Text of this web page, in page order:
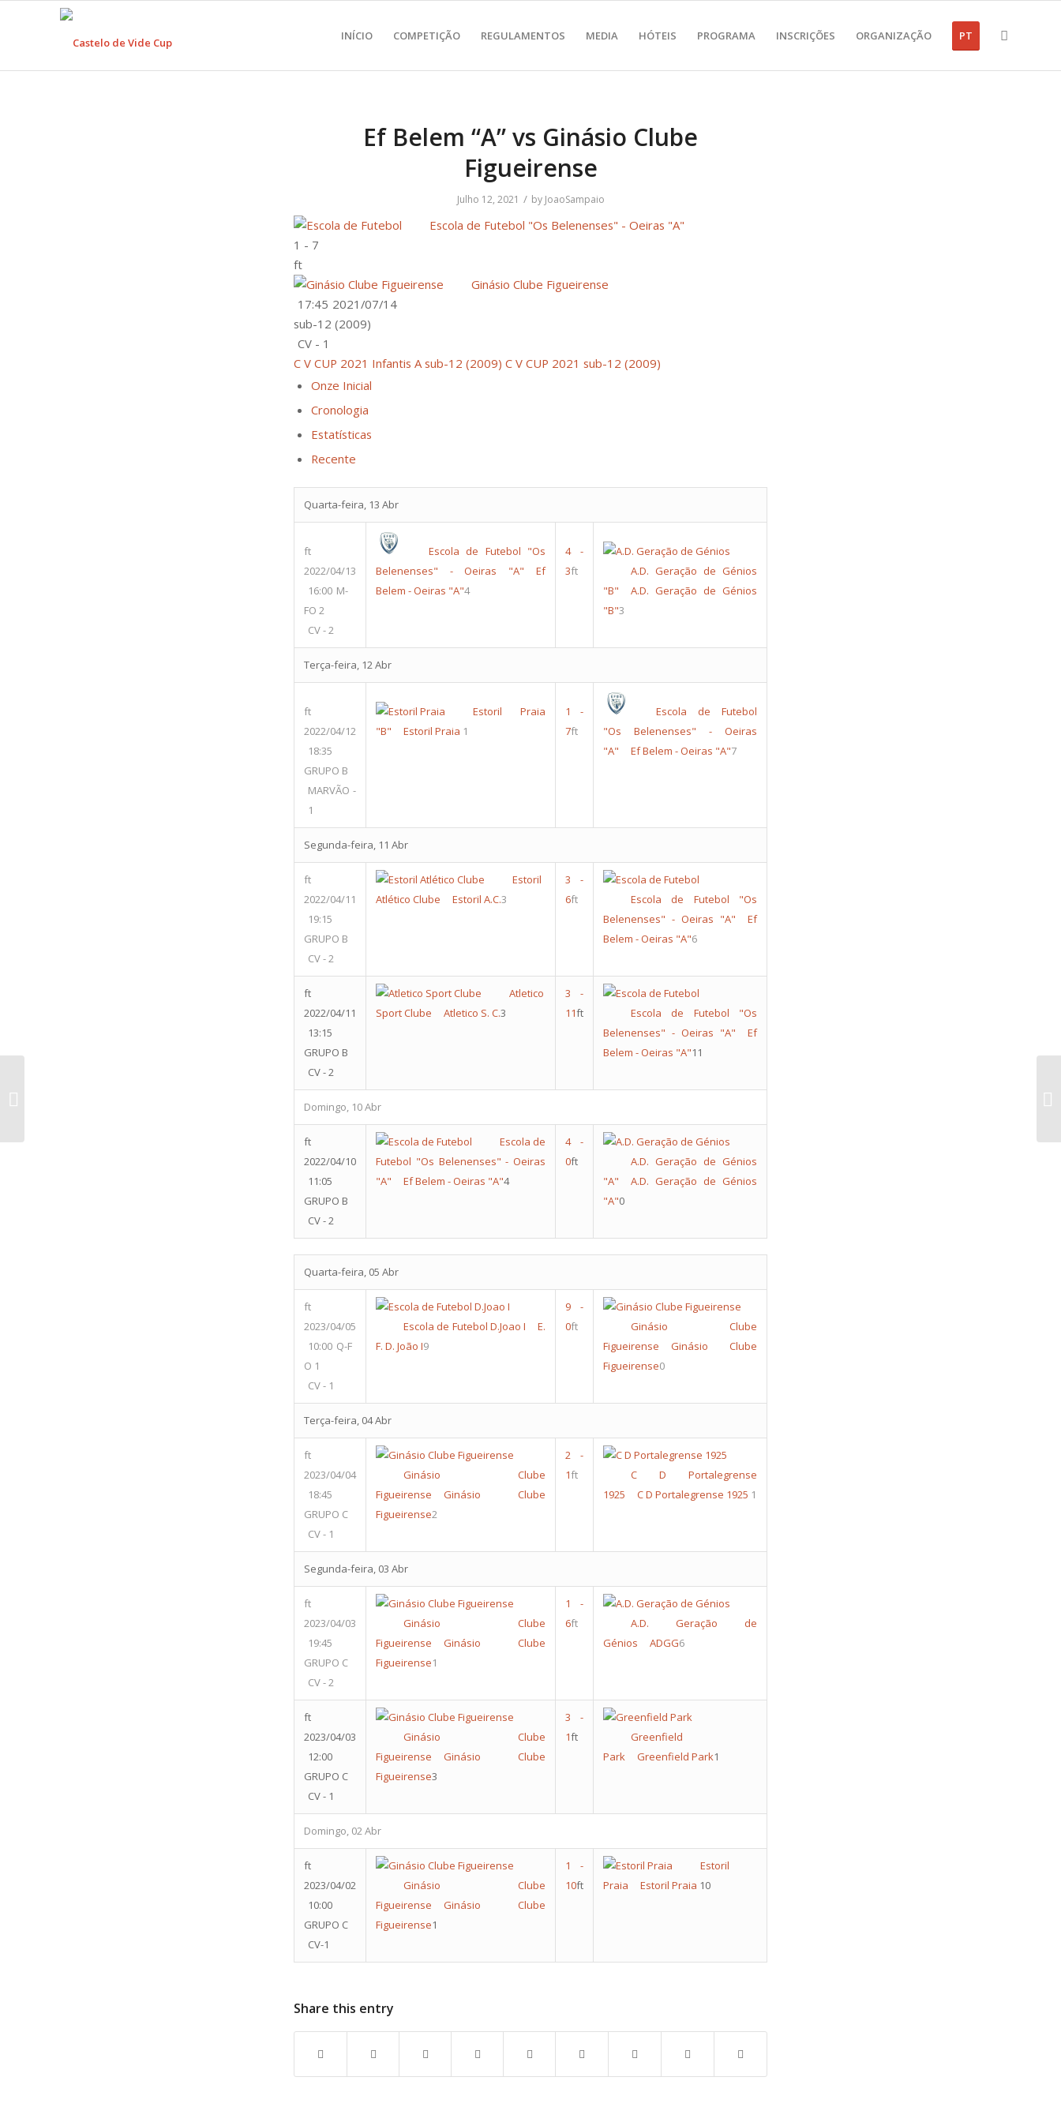
INÍCIO COMPETIÇÃO REGULAMENTOS MEDIA HÓTEIS PROGRAMA INSCRIÇÕES ORGANIZAÇÃO PT
Ef Belem “A” vs Ginásio Clube
Figueirense
Julho 12, 2021 / by JoaoSampaio
Escola de Futebol "Os Belenenses" - Oeiras "A"
1 - 7
ft
Ginásio Clube Figueirense
2021/07/14
17:45
sub-12 (2009)
CV - 1
C V CUP 2021 Infantis A sub-12 (2009) C V CUP 2021 sub-12 (2009)
Onze Inicial
Cronologia
Estatísticas
Recente
Quarta-feira, 13 Abr
ft
2022/04/13
16:00 M-
FO 2
CV - 2
Escola de Futebol "Os
Belenenses" - Oeiras "A"
Ef
Belem - Oeiras "A"4
4-
3ft
A.D. Geração de Génios
"B"
A.D. Geração de Génios
"B"3
Terça-feira, 12 Abr
ft
2022/04/12
18:35
GRUPO B
MARVÃO -
1
Estoril Praia
"B"
Estoril Praia 1
1
-
7ft
Escola de Futebol
"Os Belenenses" - Oeiras
"A"
Ef Belem - Oeiras "A"7
Segunda-feira, 11 Abr
ft
2022/04/11
19:15
GRUPO B
CV - 2
Estoril
Atlético Clube
Estoril A.C.3
3 -
6ft
Escola de Futebol "Os
Belenenses" - Oeiras "A"
Ef
Belem - Oeiras "A"6
ft
2022/04/11
13:15
GRUPO B
CV - 2
Atletico
Sport Clube
Atletico S. C.3
3 -
11ft
Escola de Futebol "Os
Belenenses" - Oeiras "A"
Ef
Belem - Oeiras "A"11
Domingo, 10 Abr
ft
2022/04/10
11:05
GRUPO B
CV - 2
Escola de
Futebol "Os Belenenses" - Oeiras
"A"
Ef Belem - Oeiras "A"4
4-
0ft
A.D. Geração de Génios
"A"
A.D. Geração de Génios
"A"0
Quarta-feira, 05 Abr
ft
2023/04/05
10:00 Q-F
O 1
CV - 1
Escola de Futebol D.Joao I
E.
F. D. João I9
9 -
0ft
Ginásio Clube
Figueirense
Ginásio Clube
Figueirense0
Terça-feira, 04 Abr
ft
2023/04/04
18:45
GRUPO C
CV - 1
Ginásio Clube
Figueirense
Ginásio Clube
Figueirense2
2 -
1ft
C D Portalegrense
1925
C D Portalegrense 1925 1
Segunda-feira, 03 Abr
ft
2023/04/03
19:45
GRUPO C
CV - 2
Ginásio Clube
Figueirense
Ginásio Clube
Figueirense1
1
-
6ft
A.D. Geração de
Génios
ADGG6
ft
2023/04/03
12:00
GRUPO C
CV - 1
Ginásio Clube
Figueirense
Ginásio Clube
Figueirense3
3 -
1ft
Greenfield
Park
Greenfield Park1
Domingo, 02 Abr
ft
2023/04/02
10:00
GRUPO C
CV-1
Ginásio Clube
Figueirense
Ginásio Clube
Figueirense1
1
-
10ft
Estoril
Praia
Estoril Praia 10
Share this entry